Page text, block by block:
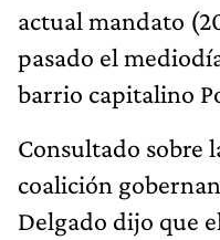
actual mandato
pasado el
barrio capitalino
Consultado sobre
coalición
Delgado dijo que